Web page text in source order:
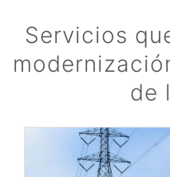
Servicios
de